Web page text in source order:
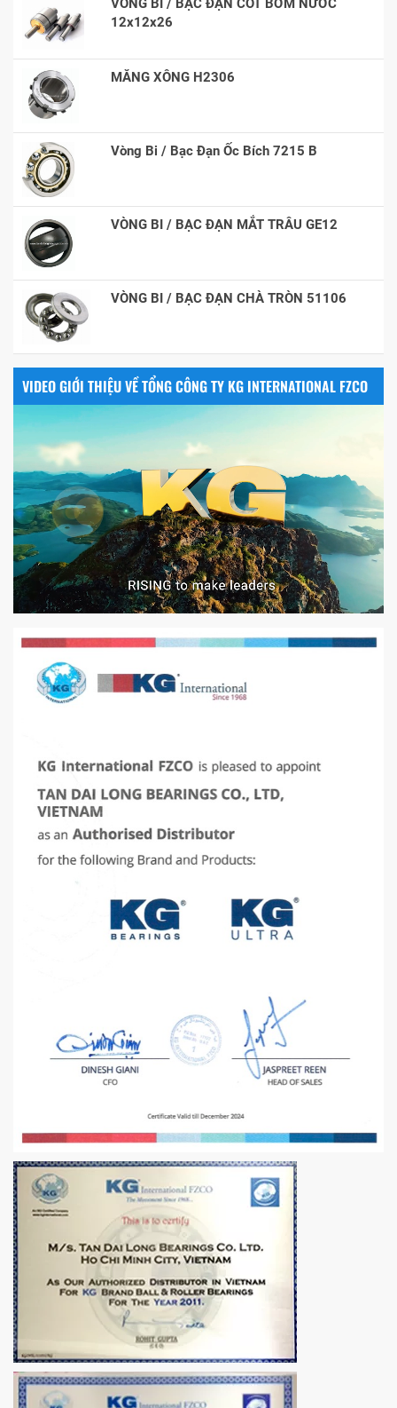
VÒNG BI / BẠC ĐẠN CỐT BƠM NƯỚC
12x12x26
MĂNG XÔNG H2306
Vòng Bi / Bạc Đạn Ốc Bích 7215 B
VÒNG BI / BẠC ĐẠN MẮT TRÂU GE12
VÒNG BI / BẠC ĐẠN CHÀ TRÒN 51106
VIDEO GIỚI THIỆU VỀ TỔNG CÔNG TY KG INTERNATIONAL FZCO